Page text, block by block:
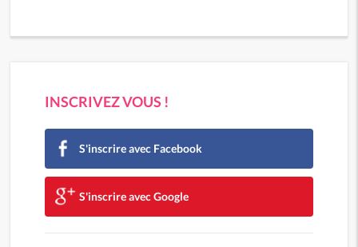
INSCRIVEZ VOUS !
S'inscrire avec Facebook
S'inscrire avec Google